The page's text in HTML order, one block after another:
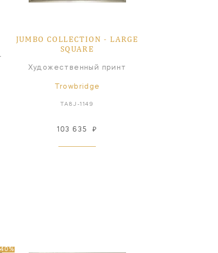
JUMBO COLLECTION ‑ LARGE
SQUARE
Художественный принт
Trowbridge
TA8J-1149
103 635 ₽